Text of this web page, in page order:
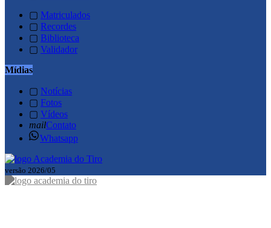
▢ Matriculados
▢ Recordes
▢ Biblioteca
▢ Validador
Mídias
▢ Notícias
▢ Fotos
▢ Vídeos
mailContato
Whatsapp
versão 2026/05